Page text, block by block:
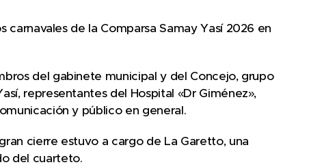
de la Comparsa Samay Yasí 2026 en
del gabinete municipal y del Concejo, grupo
representantes del Hospital «Dr Giménez»,
y público en general.
cierre estuvo a cargo de La Garetto, una
del cuarteto.